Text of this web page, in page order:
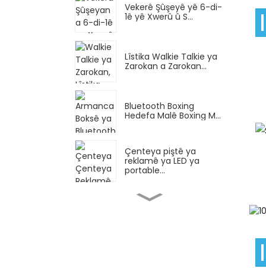
Vekerê Şûşeyê yê 6-di-
1ê yê Xwerû û S...
Lîstika Walkie Talkie ya
Zarokan a Zarokan...
Bluetooth Boxing
Hedefa Malê Boxing M...
Çenteya piştê ya
reklamê ya LED ya
portable...
Firoşkarê OEM-ê yê Herî